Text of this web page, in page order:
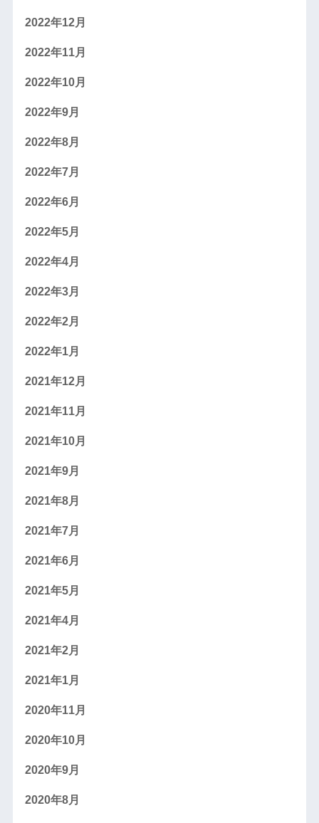
2022年12月
2022年11月
2022年10月
2022年9月
2022年8月
2022年7月
2022年6月
2022年5月
2022年4月
2022年3月
2022年2月
2022年1月
2021年12月
2021年11月
2021年10月
2021年9月
2021年8月
2021年7月
2021年6月
2021年5月
2021年4月
2021年2月
2021年1月
2020年11月
2020年10月
2020年9月
2020年8月